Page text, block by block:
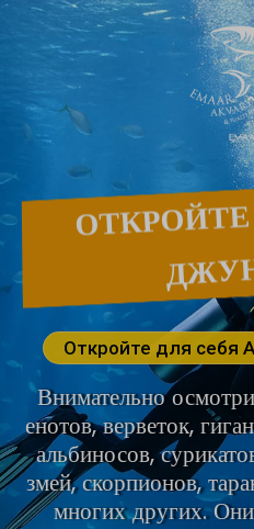
Откройте для себя
Внимательно
енотов, верветок,
альбиносов,
змей, скорпионов,
многих других.